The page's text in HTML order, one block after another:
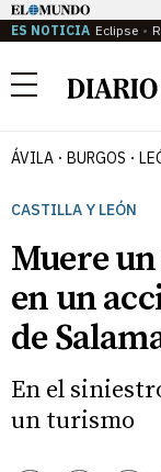
ES NOTICIA Eclipse
Menú
ÁVILA BURGOS
CASTILLA Y LEÓN
Muere
en un
de
En el
un turismo